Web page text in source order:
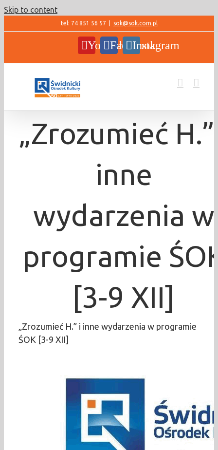
Skip to content
tel: 74 851 56 57 sok@sok.com.pl
YouTubeFacebookInstagram
„Zrozumieć
inne
wydarzenia w
programie
[3-9 XII]
„Zrozumieć H.” i inne wydarzenia w programie
ŚOK [3-9 XII]